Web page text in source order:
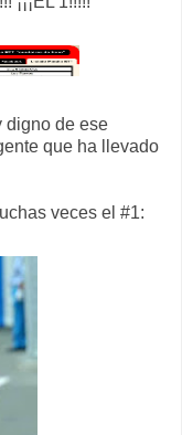
digno de ese
que ha llevado
veces el #1: